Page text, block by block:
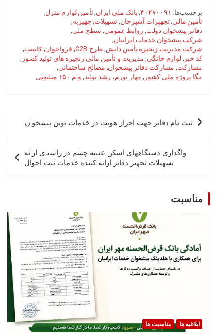
برچسب‌ها: ۴۰۲۷۰۰۹۱, بانک ملی ایران,تأمین لوازم منزل,
تأمین مالی,تجهیزات آشپزخان,تسهیلات, جهیزیه,
دفاتر پیشخوان دولت, روابط عمومی, سطح ملی,
شرکت پیشخوان خدمات ایرانیان,
شرکت مدیریت زنجیره تأمین دانش,طرح C2B , فرواخوان,کابینت,
کد خبر , لوازم خانگی, مدیریت و تأمین مالی زنجیره های تولید کشور ,
مشارکت, مشارکت دفاتر پیشخوان, مصالح ساختمانی,
مگا پروژه ملی کشور , مهار تورم، رشد تولید, وام ۱۵۰ میلیونی
راهبری
نوشته
ثبت نام دفاتر جهت احراز هویت در خدمات نوین پیشخوان
واگذاری دستگاههای اسکن عنبیه چشم در راستای ارائه
تسهیلات تجهیز دفاتر ارائه کننده خدمات ثبت احوال
مناسبت
ابلاغیه ها مناسبت ها